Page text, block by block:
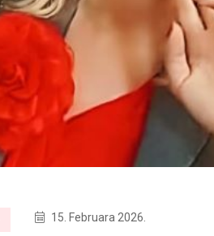
15. Februara 2026.